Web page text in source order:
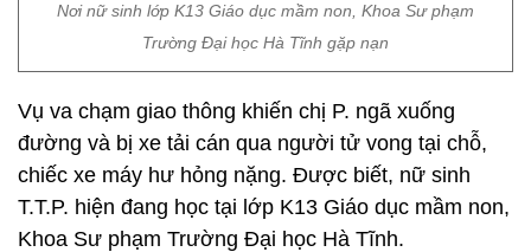
Nơi nữ sinh lớp K13 Giáo dục mầm non, Khoa Sư phạm
Trường Đại học Hà Tĩnh gặp nạn
Vụ va chạm giao thông khiến chị P. ngã xuống
đường và bị xe tải cán qua người tử vong tại chỗ,
chiếc xe máy hư hỏng nặng. Được biết, nữ sinh
T.T.P. hiện đang học tại lớp K13 Giáo dục mầm non,
Khoa Sư phạm Trường Đại học Hà Tĩnh.